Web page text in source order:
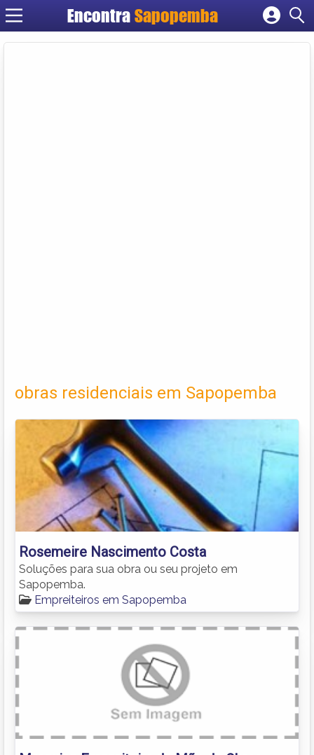
Encontra Sapopemba
Cadastrar empresa
obras residenciais em Sapopemba
Rosemeire Nascimento Costa
Soluções para sua obra ou seu projeto em
Sapopemba.
Empreiteiros em Sapopemba